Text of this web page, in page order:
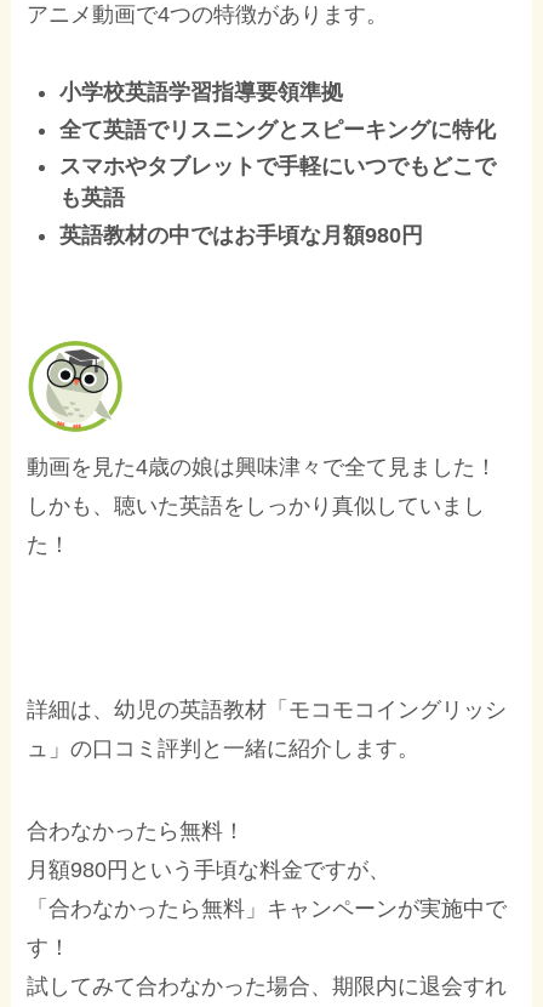
アニメ動画で4つの特徴があります。
小学校英語学習指導要領準拠
全て英語でリスニングとスピーキングに特化
スマホやタブレットで手軽にいつでもどこで
も英語
英語教材の中ではお手頃な月額980円
動画を見た4歳の娘は興味津々で全て見ました！
しかも、聴いた英語をしっかり真似していまし
た！
詳細は、幼児の英語教材「モコモコイングリッシ
ュ」の口コミ評判と一緒に紹介します。
合わなかったら無料！
月額980円という手頃な料金ですが、
「合わなかったら無料」キャンペーンが実施中で
す！
試してみて合わなかった場合、期限内に退会すれ